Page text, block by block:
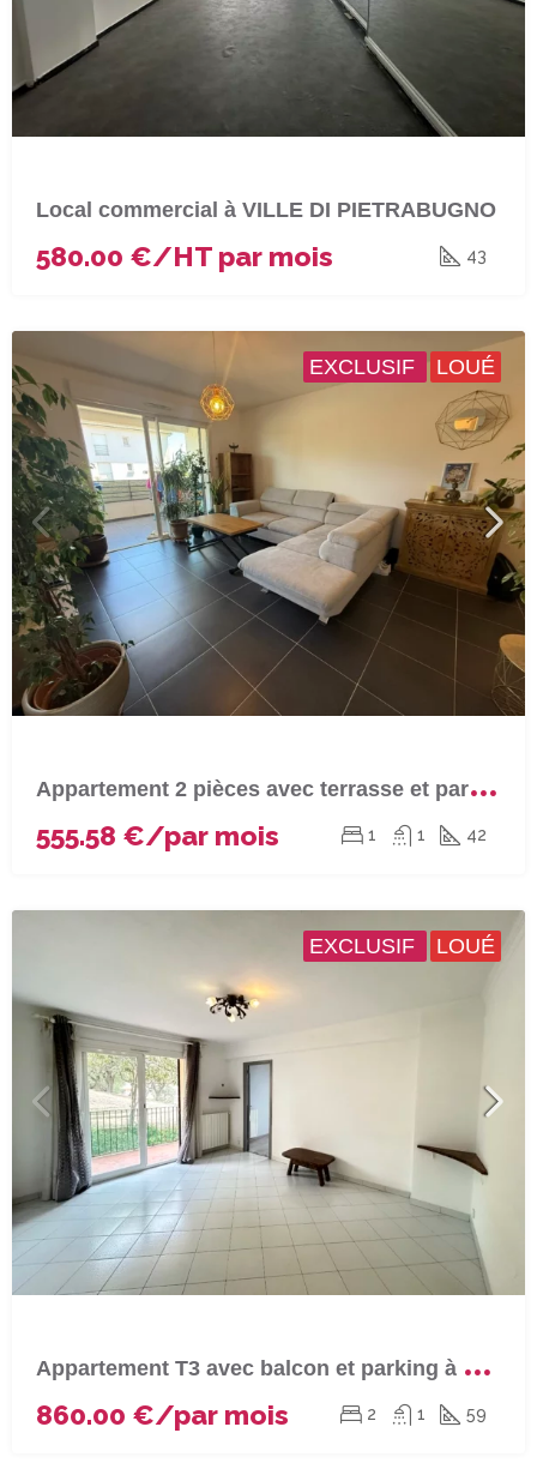
Local commercial à VILLE DI PIETRABUGNO
580.00 €/HT par mois 43
EXCLUSIF LOUÉ
A
ppartement 2 pièces avec terrasse et parking à LUCCIANA
555.58 €/par mois 1 1 42
EXCLUSIF LOUÉ
A
ppartement T3 avec balcon et parking à BASTIA (Quartier Toga)
860.00 €/par mois 2 1 59